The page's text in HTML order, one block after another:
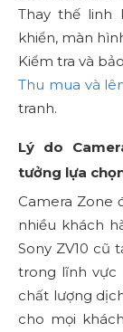
Thay thế linh
khiển, màn
Kiểm tra và
Thu mua và
tranh.
Lý do
tưởng lựa
Camera Zone
nhiều khách
Sony ZV10 cũ
trong lĩnh vực
chất lượng
cho mọi